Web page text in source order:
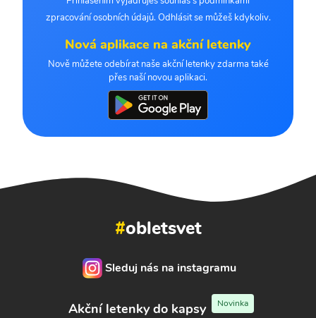
zpracování osobních údajů. Odhlásit se můžeš kdykoliv.
Nová aplikace na akční letenky
Nově můžete odebírat naše akční letenky zdarma také
přes naší novou aplikaci.
#obletsvet
Sleduj nás na instagramu
Akční letenky do kapsy Novinka